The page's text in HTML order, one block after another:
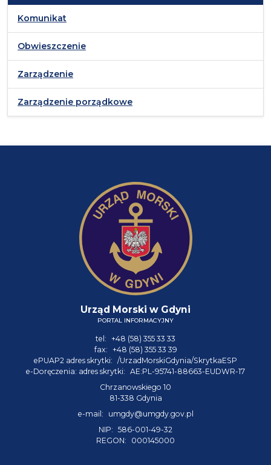
Komunikat
Obwieszczenie
Zarządzenie
Zarządzenie porządkowe
Urząd Morski w Gdyni
PORTAL INFORMACYJNY
tel: +48 (58) 355 33 33
fax: +48 (58) 355 33 39
ePUAP2 adres skrytki: /UrzadMorskiGdynia/SkrytkaESP
e-Doręczenia: adres skrytki: AE:PL-95741-88663-EUDWR-17
Chrzanowskiego 10
81-338 Gdynia
e-mail:
umgdy@umgdy.gov.pl
NIP: 586-001-49-32
REGON:
000145000